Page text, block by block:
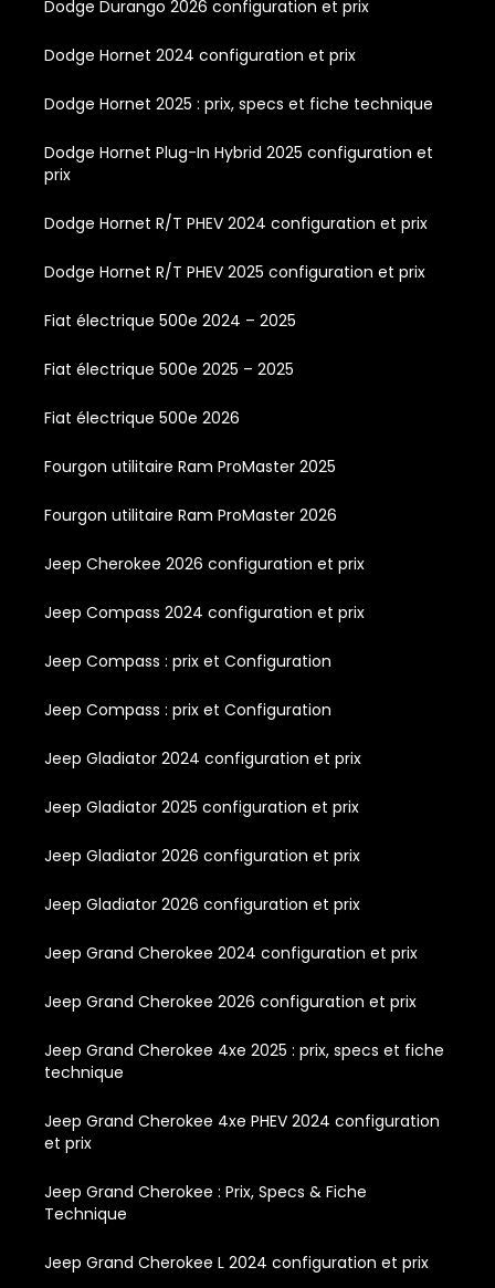
Dodge Durango 2026 configuration et prix
Dodge Hornet 2024 configuration et prix
Dodge Hornet 2025 : prix, specs et fiche technique
Dodge Hornet Plug-In Hybrid 2025 configuration et
prix
Dodge Hornet R/T PHEV 2024 configuration et prix
Dodge Hornet R/T PHEV 2025 configuration et prix
Fiat électrique 500e 2024 – 2025
Fiat électrique 500e 2025 – 2025
Fiat électrique 500e 2026
Fourgon utilitaire Ram ProMaster 2025
Fourgon utilitaire Ram ProMaster 2026
Jeep Cherokee 2026 configuration et prix
Jeep Compass 2024 configuration et prix
Jeep Compass : prix et Configuration
Jeep Compass : prix et Configuration
Jeep Gladiator 2024 configuration et prix
Jeep Gladiator 2025 configuration et prix
Jeep Gladiator 2026 configuration et prix
Jeep Gladiator 2026 configuration et prix
Jeep Grand Cherokee 2024 configuration et prix
Jeep Grand Cherokee 2026 configuration et prix
Jeep Grand Cherokee 4xe 2025 : prix, specs et fiche
technique
Jeep Grand Cherokee 4xe PHEV 2024 configuration
et prix
Jeep Grand Cherokee : Prix, Specs & Fiche
Technique
Jeep Grand Cherokee L 2024 configuration et prix